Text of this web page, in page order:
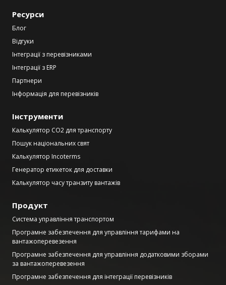
Ресурси
Блог
Відгуки
Інтеграції з перевізниками
Інтеграції з ERP
Партнери
Інформація для перевізників
Інструменти
Калькулятор CO2 для транспорту
Пошук національних свят
Калькулятор Incoterms
Генератор етикеток для доставки
Калькулятор часу транзиту вантажів
Продукт
Система управління транспортом
Програмне забезпечення для управління тарифами на
вантажоперевезення
Програмне забезпечення для управління додатковими зборами
за вантажоперевезення
Програмне забезпечення для інтеграції перевізників